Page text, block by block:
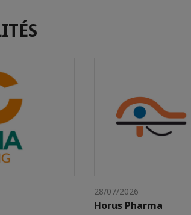
28/07/2026
Horus Pharma